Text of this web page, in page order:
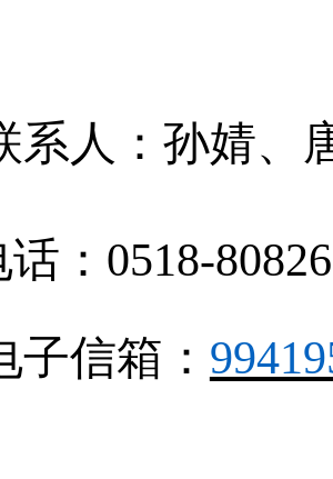
系人： 孙婧、
： 0518-
子信箱：